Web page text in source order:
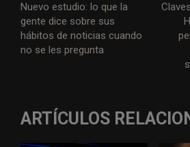
Nuevo estudio: lo que la
gente dice sobre sus
hábitos de noticias cuando
no se les pregunta
ARTÍCULOS